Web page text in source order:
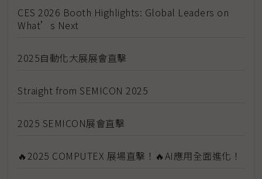
CES 2026 Booth Highlights: Global Leaders on
What’s Next
2025自動化大展展會直擊
Straight from SEMICON 2025
2025 SEMICON展會直擊
🔥2025 COMPUTEX 展場直擊！🔥AI應用全面進化！